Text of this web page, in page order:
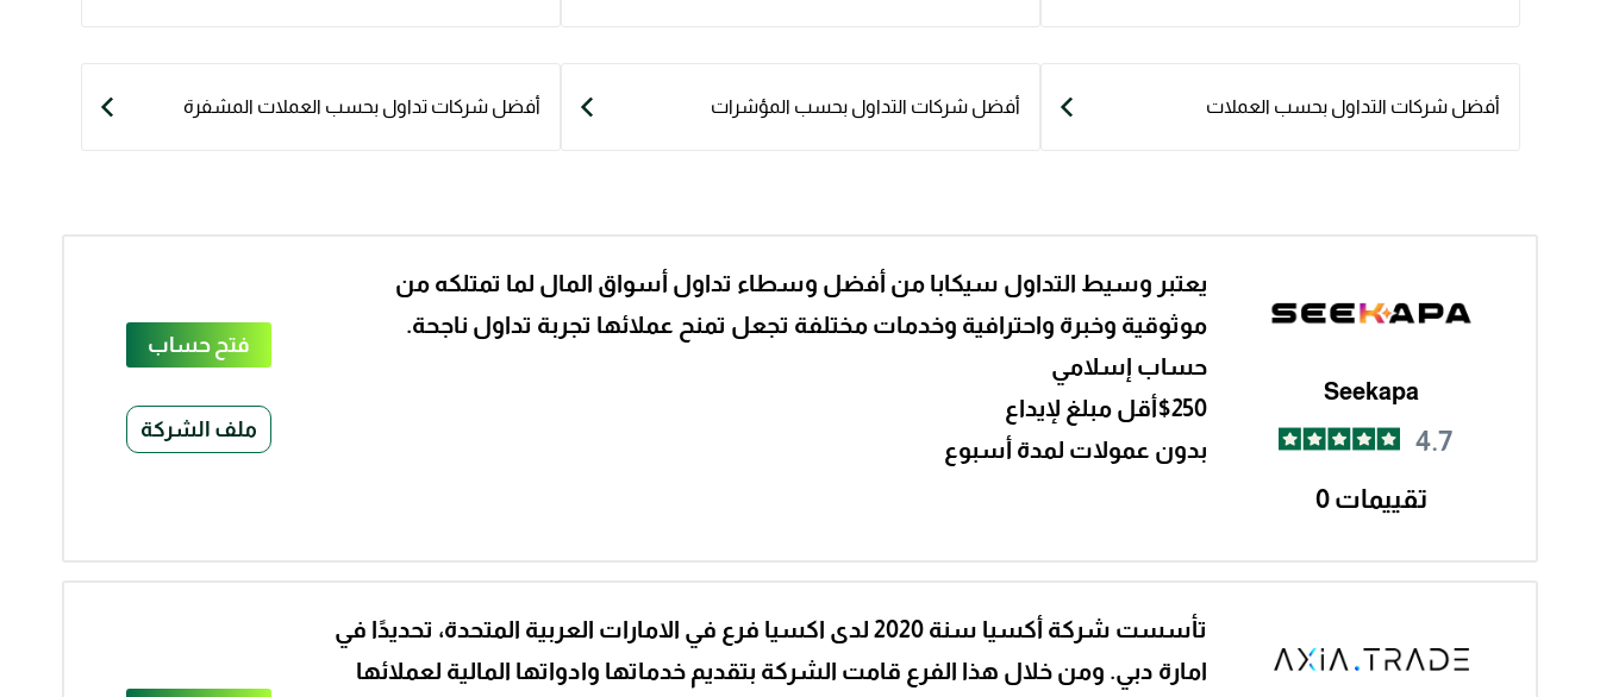
أفضل شركات التداول بحسب العملات أفضل شركات التداول بحسب المؤشرات أفضل شركات تداول بحسب العملات المشفرة
Seekapa
4.7
تقييمات 0
يعتبر وسيط التداول سيكابا من أفضل وسطاء تداول أسواق المال لما تمتلكه من
موثوقية وخبرة واحترافية وخدمات مختلفة تجعل تمنح عملائها تجربة تداول ناجحة.
حساب إسلامي
$250أقل مبلغ لإيداع
بدون عمولات لمدة أسبوع
فتح حساب
ملف الشركة
تأسست شركة أكسيا سنة 2020 لدى اكسيا فرع في الامارات العربية المتحدة، تحديدًا في
امارة دبي. ومن خلال هذا الفرع قامت الشركة بتقديم خدماتها وادواتها المالية لعملائها